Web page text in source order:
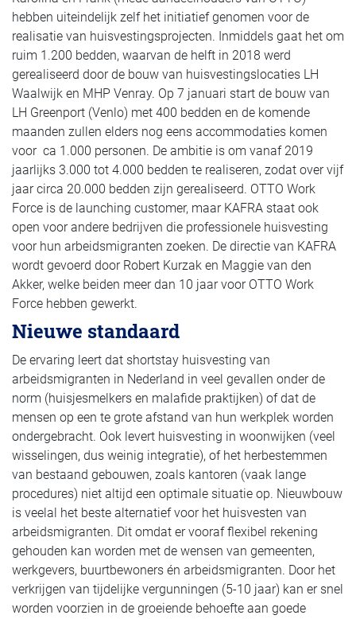
hebben uiteindelijk zelf het initiatief genomen voor de
realisatie van huisvestingsprojecten. Inmiddels gaat het om
ruim 1.200 bedden, waarvan de helft in 2018 werd
gerealiseerd door de bouw van huisvestingslocaties LH
Waalwijk en MHP Venray. Op 7 januari start de bouw van
LH Greenport (Venlo) met 400 bedden en de komende
maanden zullen elders nog eens accommodaties komen
voor ca 1.000 personen. De ambitie is om vanaf 2019
jaarlijks 3.000 tot 4.000 bedden te realiseren, zodat over vijf
jaar circa 20.000 bedden zijn gerealiseerd. OTTO Work
Force is de launching customer, maar KAFRA staat ook
open voor andere bedrijven die professionele huisvesting
voor hun arbeidsmigranten zoeken. De directie van KAFRA
wordt gevoerd door Robert Kurzak en Maggie van den
Akker, welke beiden meer dan 10 jaar voor OTTO Work
Force hebben gewerkt.
Nieuwe standaard
De ervaring leert dat shortstay huisvesting van
arbeidsmigranten in Nederland in veel gevallen onder de
norm (huisjesmelkers en malafide praktijken) of dat de
mensen op een te grote afstand van hun werkplek worden
ondergebracht. Ook levert huisvesting in woonwijken (veel
wisselingen, dus weinig integratie), of het herbestemmen
van bestaand gebouwen, zoals kantoren (vaak lange
procedures) niet altijd een optimale situatie op. Nieuwbouw
is veelal het beste alternatief voor het huisvesten van
arbeidsmigranten. Dit omdat er vooraf flexibel rekening
gehouden kan worden met de wensen van gemeenten,
werkgevers, buurtbewoners én arbeidsmigranten. Door het
verkrijgen van tijdelijke vergunningen (5-10 jaar) kan er snel
worden voorzien in de groeiende behoefte aan goede